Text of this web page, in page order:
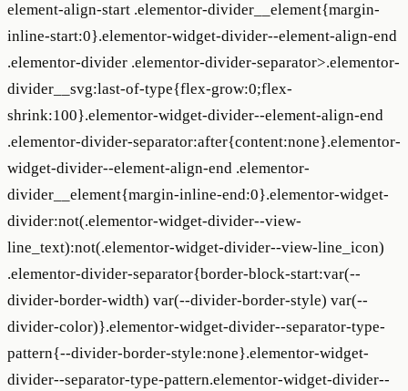
element-align-start .elementor-divider__element{margin-
inline-start:0}.elementor-widget-divider--element-align-end
.elementor-divider .elementor-divider-separator>.elementor-
divider__svg:last-of-type{flex-grow:0;flex-
shrink:100}.elementor-widget-divider--element-align-end
.elementor-divider-separator:after{content:none}.elementor-
widget-divider--element-align-end .elementor-
divider__element{margin-inline-end:0}.elementor-widget-
divider:not(.elementor-widget-divider--view-
line_text):not(.elementor-widget-divider--view-line_icon)
.elementor-divider-separator{border-block-start:var(--
divider-border-width) var(--divider-border-style) var(--
divider-color)}.elementor-widget-divider--separator-type-
pattern{--divider-border-style:none}.elementor-widget-
divider--separator-type-pattern.elementor-widget-divider--